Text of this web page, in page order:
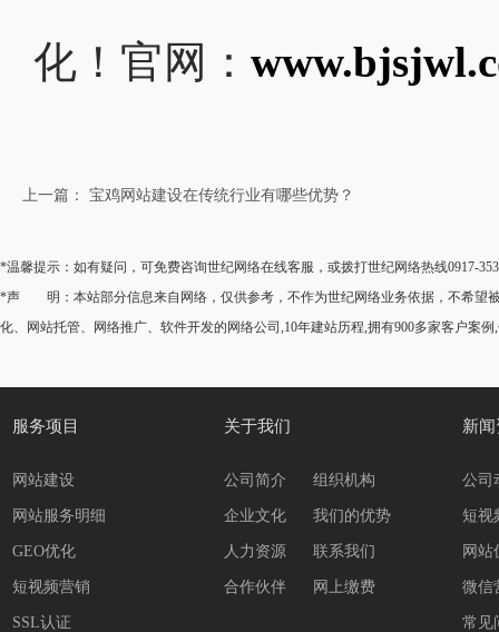
化！官网：
上一篇： 宝鸡网站建设在传统行业有哪些优势？
*温馨提示：如有疑问，可免费咨询世纪网络在线客服，或拨打世纪网络热线0917-
*声 明：本站部分信息来自网络，仅供参考，不作为世纪网络业务依据，不希望被
化、网站托管、网络推广、软件开发的网络公司,10年建站历程,拥有900多家客户案例
服务项目
网站建设
网站服务明细
GEO优化
短视频营销
SSL认证
关于我们
公司简介 组织机构
企业文化 我们的优势
人力资源 联系我们
合作伙伴 网上缴费
新
公司
短视
网站
微信
常见